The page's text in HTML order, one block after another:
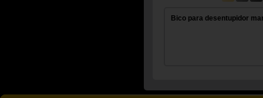
Bico para desentupidor